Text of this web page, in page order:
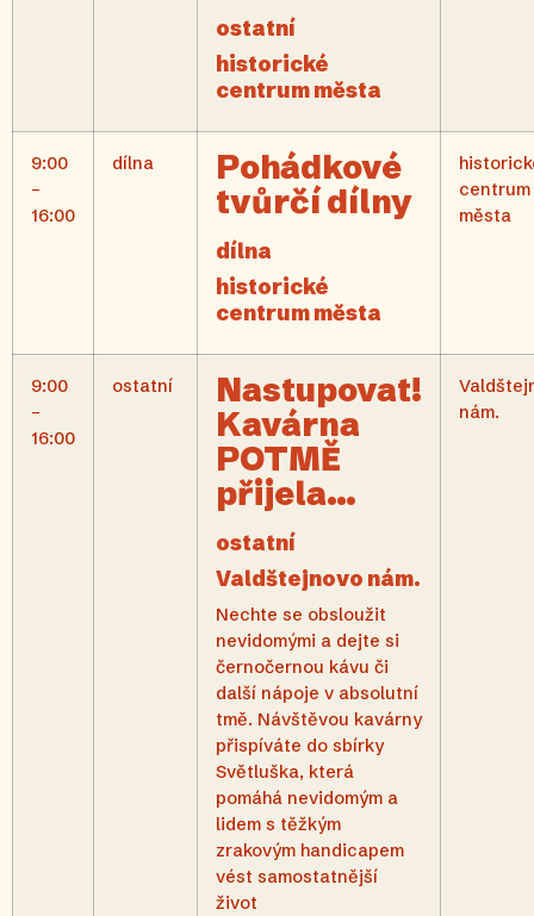
ostatní
historické
centrum města
9:00
–
16:00
dílna
Pohádkové
tvůrčí dílny
dílna
historické
centrum města
centrum
města
9:00
–
16:00
ostatní
Nastupovat!
Kavárna
POTMĚ
přijela…
ostatní
Valdštejnovo nám.
Nechte se obsloužit
nevidomými a dejte si
černočernou kávu či
další nápoje v absolutní
tmě. Návštěvou kavárny
přispíváte do sbírky
Světluška, která
pomáhá nevidomým a
lidem s těžkým
zrakovým handicapem
vést samostatnější
život
nám.